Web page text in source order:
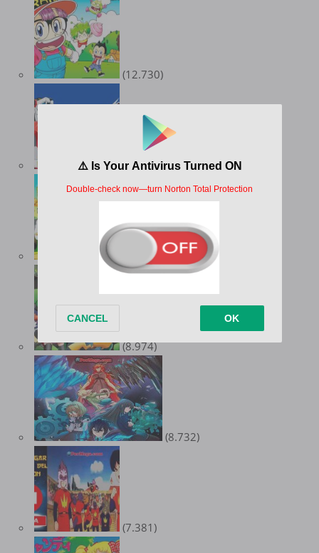
(12.730)
(10.347)
(9.539)
(8.974)
(8.732)
(7.381)